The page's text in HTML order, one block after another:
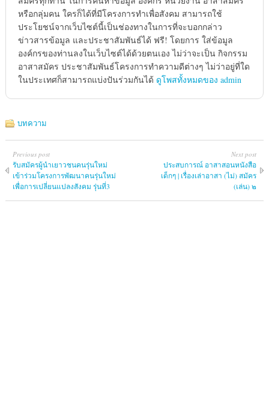
หรือกลุ่มคน ใครก็ได้ที่มีโครงการทำเพื่อสังคม สามารถใช้
ประโยชน์จากเว็บไซต์นี้เป็นช่องทางในการที่จะบอกกล่าว
ข่าวสารข้อมูล และประชาสัมพันธ์ได้ ฟรี! โดยการ ใส่ข้อมูล
องค์กรของท่านลงในเว็บไซต์ได้ด้วยตนเอง ไม่ว่าจะเป็น กิจกรรม
อาสาสมัคร ประชาสัมพันธ์โครงการทำความดีต่างๆ ไม่ว่าอยู่ที่ใด
ในประเทศก็สามารถแบ่งปันร่วมกันได้ ดูโพสทั้งหมดของ admin
บทความ
Previous post
รับสมัครผู้นำเยาวชนคนรุ่นใหม่
เข้าร่วมโครงการพัฒนาคนรุ่นใหม่
เพื่อการเปลี่ยนแปลงสังคม รุ่นที่3
Next post
ประสบการณ์ อาสาสอนหนังสือ
เด็กๆ | เรื่องเล่าอาสา (ไม่) สมัคร
(เล่น) ๒